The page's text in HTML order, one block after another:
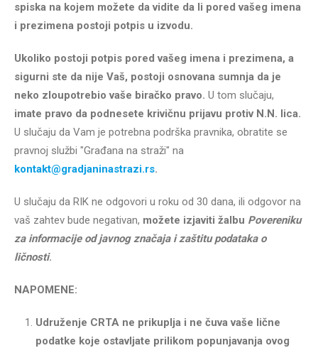
spiska na kojem možete da vidite da li pored vašeg imena
i prezimena postoji potpis u izvodu.
Ukoliko postoji potpis pored vašeg imena i prezimena, a
sigurni ste da nije Vaš, postoji osnovana sumnja da je
neko zloupotrebio vaše biračko pravo. U tom slučaju,
imate pravo da podnesete krivičnu prijavu protiv N.N. lica.
U slučaju da Vam je potrebna podrška pravnika, obratite se
pravnoj službi "Građana na straži" na
kontakt@gradjaninastrazi.rs.
U slučaju da RIK ne odgovori u roku od 30 dana, ili odgovor na
vaš zahtev bude negativan, možete izjaviti žalbu Povereniku
za informacije od javnog značaja i zaštitu podataka o
ličnosti.
NAPOMENE:
Udruženje CRTA ne prikuplja i ne čuva vaše lične
podatke koje ostavljate prilikom popunjavanja ovog